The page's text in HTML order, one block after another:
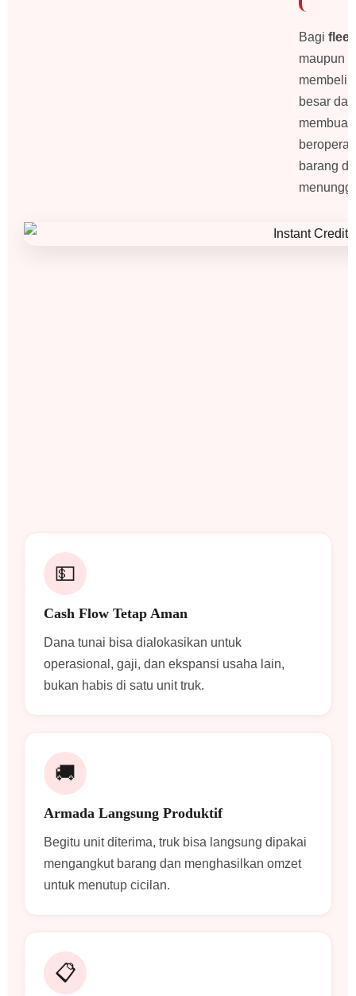
Bagi
maupun
membeli
besar
membuat
barang
💵
Cash Flow Tetap Aman
Dana tunai bisa dialokasikan untuk
operasional, gaji, dan ekspansi usaha lain,
bukan habis di satu unit truk.
🚚
Armada Langsung Produktif
Begitu unit diterima, truk bisa langsung dipakai
mengangkut barang dan menghasilkan omzet
untuk menutup cicilan.
📋